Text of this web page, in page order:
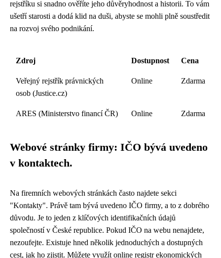
rejstříku si snadno ověříte jeho důvěryhodnost a historii. To vám
ušetří starosti a dodá klid na duši, abyste se mohli plně soustředit
na rozvoj svého podnikání.
Zdroj Dostupnost Cena
Veřejný rejstřík právnických
osob (Justice.cz)
Online Zdarma
ARES (Ministerstvo financí ČR) Online Zdarma
Webové stránky firmy: IČO bývá uvedeno
v kontaktech.
Na firemních webových stránkách často najdete sekci
"Kontakty". Právě tam bývá uvedeno IČO firmy, a to z dobrého
důvodu. Je to jeden z klíčových identifikačních údajů
společností v České republice. Pokud IČO na webu nenajdete,
nezoufejte. Existuje hned několik jednoduchých a dostupných
cest, jak ho zjistit. Můžete využít online registr ekonomických